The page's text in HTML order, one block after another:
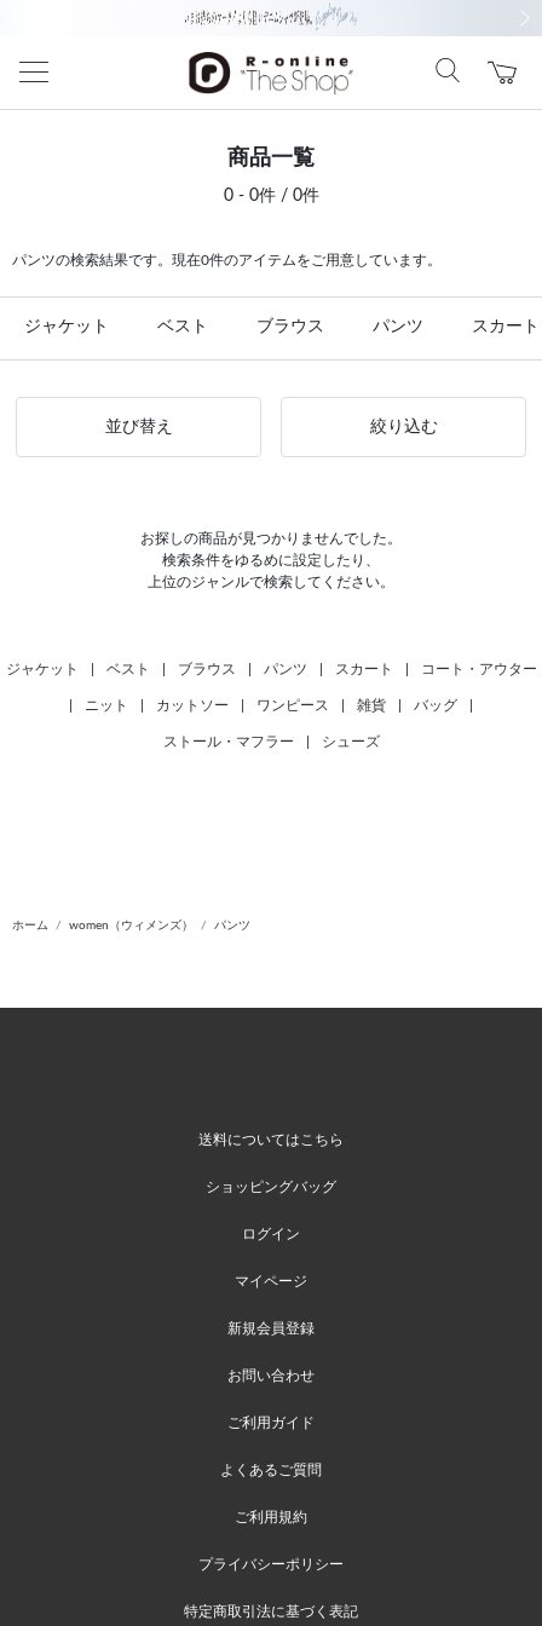
商品一覧
0 - 0件 / 0件
パンツの検索結果です。現在0件のアイテムをご用意しています。
ジャケット ベスト ブラウス パンツ スカート
並び替え 絞り込む
お探しの商品が見つかりませんでした。
検索条件をゆるめに設定したり、
上位のジャンルで検索してください。
ジャケット ベスト ブラウス パンツ スカート コート・アウター
ニット カットソー ワンピース 雑貨 バッグ
ストール・マフラー シューズ
ホーム women（ウィメンズ） パンツ
送料についてはこちら
ショッピングバッグ
ログイン
マイページ
新規会員登録
お問い合わせ
ご利用ガイド
よくあるご質問
ご利用規約
プライバシーポリシー
特定商取引法に基づく表記